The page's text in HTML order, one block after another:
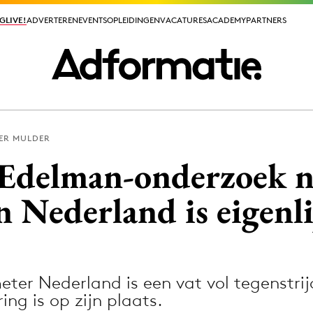
ADVERTERENEVENTSOPLEIDINGENVACATURESACADEMYPARTNERS
ADVERTERENEVENTSOPLEIDINGENVACATURESACADEMYPARTNERS
PR
MULDER
onderzoek
Nederland is
Nederland is een vat vol
is op zijn plaats.